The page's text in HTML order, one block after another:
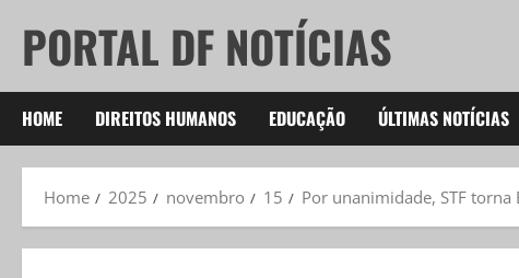
content
PORTAL DF NOTÍCIAS
HOME DIREITOS HUMANOS EDUCAÇÃO ÚLTIMAS NOTÍCIAS
Home 2025 novembro 15 Por unanimidade, STF